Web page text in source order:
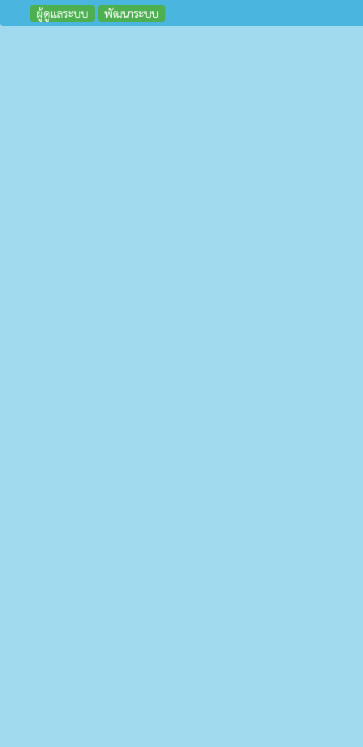
ผู้ดูแลระบบ พัฒนาระบบ